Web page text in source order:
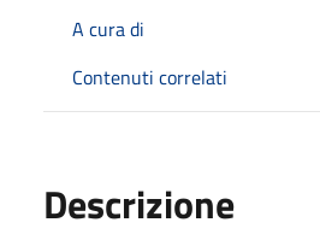
A cura di
Contenuti correlati
Descrizione